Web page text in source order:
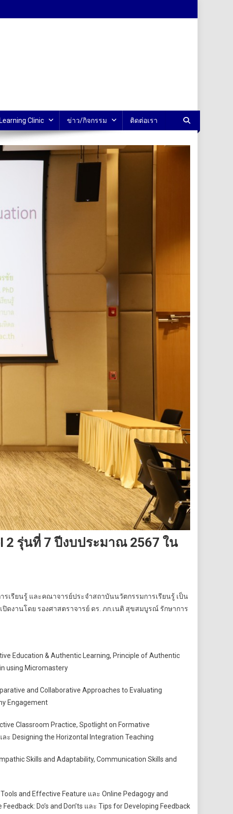
Clinic ข่าว/กิจกรรม ติดต่อเรา
2 รุ่นที่ 7 ปีงบประมาณ 2567 ใน
เรียนรู้ และคณาจารย์ประจำสถาบันนวัตกรรมการเรียนรู้ เป็น
ดงานโดย รองศาสตราจารย์ ดร. ภก.เนติ สุขสมบูรณ์ รักษาการ
Education & Authentic Learning, Principle of Authentic
using Micromastery
and Collaborative Approaches to Evaluating
Engagement
Classroom Practice, Spotlight on Formative
Designing the Horizontal Integration Teaching
Skills and Adaptability, Communication Skills and
and Effective Feature และ Online Pedagogy and
Do’s and Don’ts และ Tips for Developing Feedback